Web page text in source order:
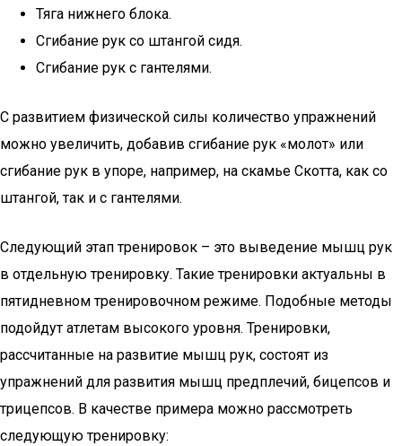
Тяга нижнего блока.
Сгибание рук со штангой сидя.
Сгибание рук с гантелями.
С развитием физической силы количество упражнений
можно увеличить, добавив сгибание рук «молот» или
сгибание рук в упоре, например, на скамье Скотта, как со
штангой, так и с гантелями.
Следующий этап тренировок – это выведение мышц рук
в отдельную тренировку. Такие тренировки актуальны в
пятидневном тренировочном режиме. Подобные методы
подойдут атлетам высокого уровня. Тренировки,
рассчитанные на развитие мышц рук, состоят из
упражнений для развития мышц предплечий, бицепсов и
трицепсов. В качестве примера можно рассмотреть
следующую тренировку: